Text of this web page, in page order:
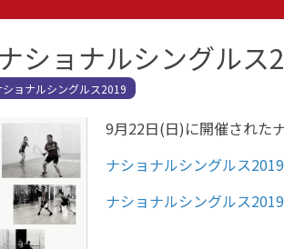
ショナルシングルス
ショナルシングルス2019
9月22日(日)に開催された
ナショナルシングルス
ナショナルシングルス